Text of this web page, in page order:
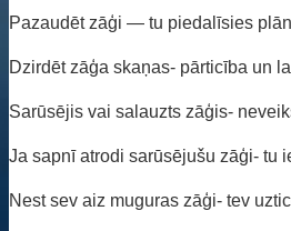
Pazaudēt zāģi — tu piedalīsies
Dzirdēt zāģa skaņas- pārticība un
Sarūsējis vai salauzts zāģis-
Ja sapnī atrodi sarūsējušu zāģi- tu
Nest sev aiz muguras zāģi- tev